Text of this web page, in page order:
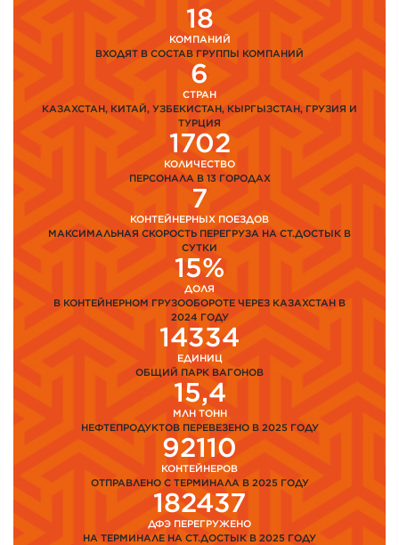
18
КОМПАНИЙ
ВХОДЯТ В СОСТАВ ГРУППЫ КОМПАНИЙ
6
СТРАН
КАЗАХСТАН, КИТАЙ, УЗБЕКИСТАН, КЫРГЫЗСТАН, ГРУЗИЯ И
ТУРЦИЯ
1702
КОЛИЧЕСТВО
ПЕРСОНАЛА В 13 ГОРОДАХ
7
КОНТЕЙНЕРНЫХ ПОЕЗДОВ
МАКСИМАЛЬНАЯ СКОРОСТЬ ПЕРЕГРУЗА НА СТ.ДОСТЫК В
СУТКИ
15%
ДОЛЯ
В КОНТЕЙНЕРНОМ ГРУЗООБОРОТЕ ЧЕРЕЗ КАЗАХСТАН В
2024 ГОДУ
14334
ЕДИНИЦ
ОБЩИЙ ПАРК ВАГОНОВ
15,4
МЛН ТОНН
НЕФТЕПРОДУКТОВ ПЕРЕВЕЗЕНО В 2025 ГОДУ
92110
КОНТЕЙНЕРОВ
ОТПРАВЛЕНО С ТЕРМИНАЛА В 2025 ГОДУ
182437
ДФЭ ПЕРЕГРУЖЕНО
НА ТЕРМИНАЛЕ НА СТ.ДОСТЫК В 2025 ГОДУ